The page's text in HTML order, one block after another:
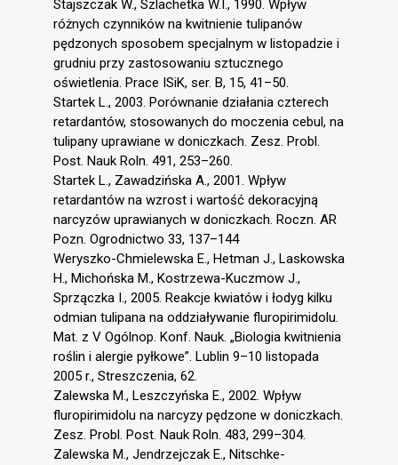
Stajszczak W., Szlachetka W.I., 1990. Wpływ
różnych czynników na kwitnienie tulipanów
pędzonych sposobem specjalnym w listopadzie i
grudniu przy zastosowaniu sztucznego
oświetlenia. Prace ISiK, ser. B, 15, 41–50.
Startek L., 2003. Porównanie działania czterech
retardantów, stosowanych do moczenia cebul, na
tulipany uprawiane w doniczkach. Zesz. Probl.
Post. Nauk Roln. 491, 253–260.
Startek L., Zawadzińska A., 2001. Wpływ
retardantów na wzrost i wartość dekoracyjną
narcyzów uprawianych w doniczkach. Roczn. AR
Pozn. Ogrodnictwo 33, 137–144
Weryszko-Chmielewska E., Hetman J., Laskowska
H., Michońska M., Kostrzewa-Kuczmow J.,
Sprzączka I., 2005. Reakcje kwiatów i łodyg kilku
odmian tulipana na oddziaływanie fluropirimidolu.
Mat. z V Ogólnop. Konf. Nauk. „Biologia kwitnienia
roślin i alergie pyłkowe”. Lublin 9–10 listopada
2005 r., Streszczenia, 62.
Zalewska M., Leszczyńska E., 2002. Wpływ
fluropirimidolu na narcyzy pędzone w doniczkach.
Zesz. Probl. Post. Nauk Roln. 483, 299–304.
Zalewska M., Jendrzejczak E., Nitschke-